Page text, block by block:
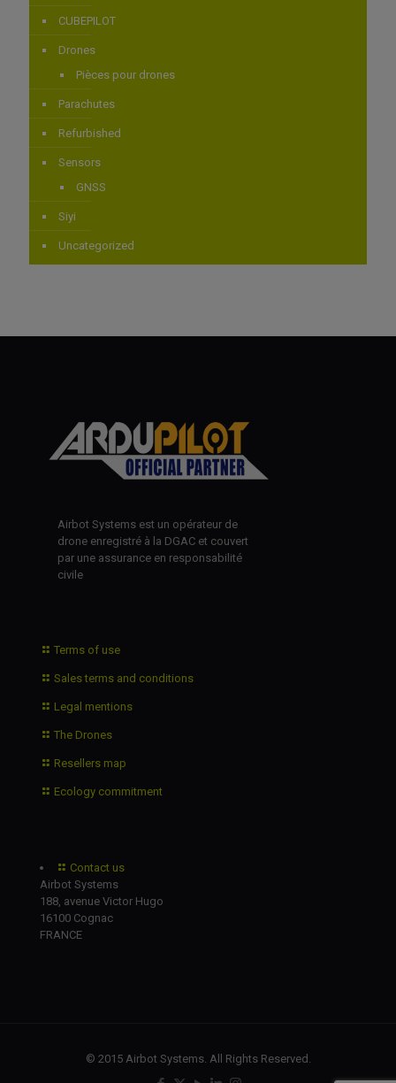
CUBEPILOT
Drones
Pièces pour drones
Parachutes
Refurbished
Sensors
GNSS
Siyi
Uncategorized
Airbot Systems est un opérateur de
drone enregistré à la DGAC et couvert
par une assurance en responsabilité
civile
Terms of use
Sales terms and conditions
Legal mentions
The Drones
Resellers map
Ecology commitment
Contact us
Airbot Systems
188, avenue Victor Hugo
16100 Cognac
FRANCE
© 2015 Airbot Systems. All Rights Reserved.